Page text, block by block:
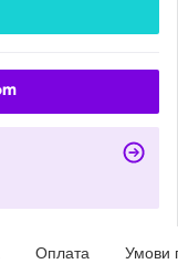
Оплата Умови